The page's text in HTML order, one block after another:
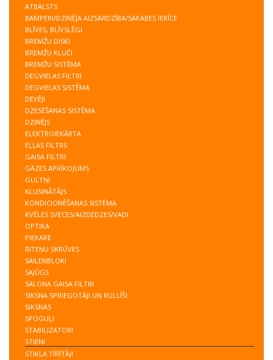
ATBALSTS
BAMPERI/DZINĒJA AIZSARDZĪBA/SAKABES IERĪCE
BLĪVES, BLĪVSLĒGI
BREMŽU DISKI
BREMŽU KLUČI
BREMŽU SISTĒMA
DEGVIELAS FILTRI
DEGVIELAS SISTĒMA
DEVĒJI
DZESĒŠANAS SISTĒMA
DZINĒJS
ELEKTROIEKĀRTA
EĻĻAS FILTRS
GAISA FILTRI
GĀZES APRĪKOJUMS
GULTŅI
KLUSINĀTĀJS
KONDICIONĒŠANAS SISTĒMA
KVĒLES SVECES/AIZDEDZES/VADI
OPTIKA
PIEKARE
RITEŅU SKRŪVES
SAILENBLOKI
SAJŪGS
SALONA GAISA FILTRI
SIKSNA SPRIEGOTĀJI UN RULLĪŠI
SIKSNAS
SPOGUĻI
STABILIZATORI
STIENI
STIKLA TĪRĪTĀJI